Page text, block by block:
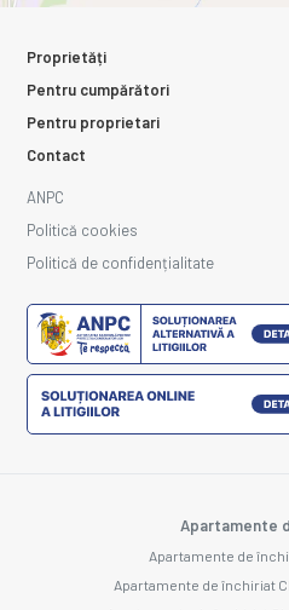
Proprietăți
Pentru cumpărători
Pentru proprietari
Contact
ANPC
Politică cookies
Politică de confidențialitate
Apartamente
Apartamente de
Apartamente de închiriat